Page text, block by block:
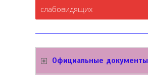
слабовидящих
Официальные документы